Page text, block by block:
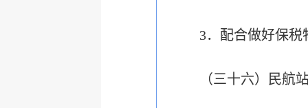
3．配合做好保
（三十六）民航